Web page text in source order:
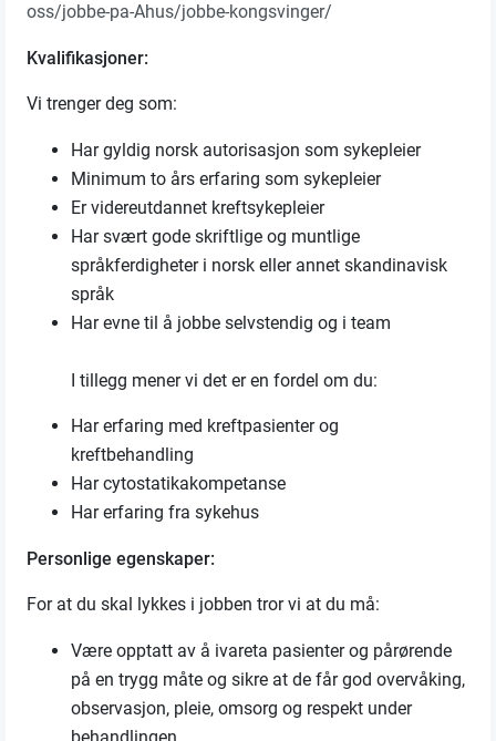
oss/jobbe-pa-Ahus/jobbe-kongsvinger/
Kvalifikasjoner:
Vi trenger deg som:
Har gyldig norsk autorisasjon som sykepleier
Minimum to års erfaring som sykepleier
Er videreutdannet kreftsykepleier
Har svært gode skriftlige og muntlige
språkferdigheter i norsk eller annet skandinavisk
språk
Har evne til å jobbe selvstendig og i team
I tillegg mener vi det er en fordel om du:
Har erfaring med kreftpasienter og
kreftbehandling
Har cytostatikakompetanse
Har erfaring fra sykehus
Personlige egenskaper:
For at du skal lykkes i jobben tror vi at du må:
Være opptatt av å ivareta pasienter og pårørende
på en trygg måte og sikre at de får god overvåking,
observasjon, pleie, omsorg og respekt under